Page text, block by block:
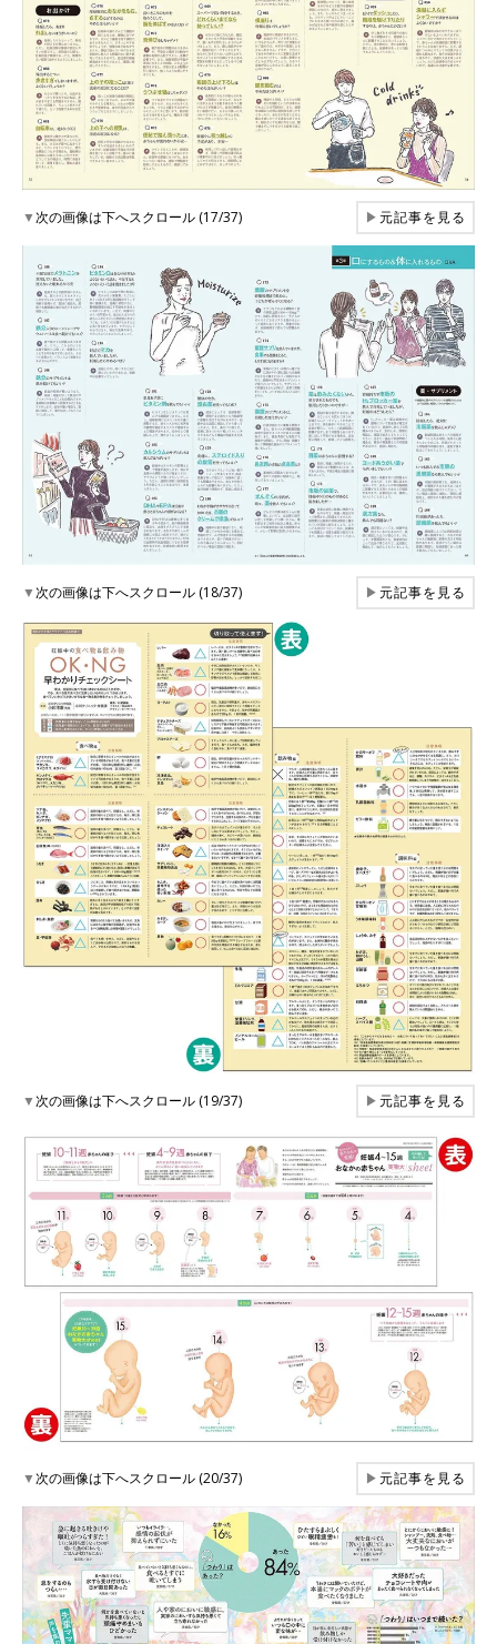
▼次の画像は下へスクロール (17/37) ▶元記事を見る
▼次の画像は下へスクロール (18/37) ▶元記事を見る
▼次の画像は下へスクロール (19/37) ▶元記事を見る
▼次の画像は下へスクロール (20/37) ▶元記事を見る